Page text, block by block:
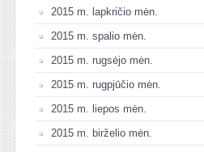
2015 m. lapkričio mėn.
2015 m. spalio mėn.
2015 m. rugsėjo mėn.
2015 m. rugpjūčio mėn.
2015 m. liepos mėn.
2015 m. birželio mėn.